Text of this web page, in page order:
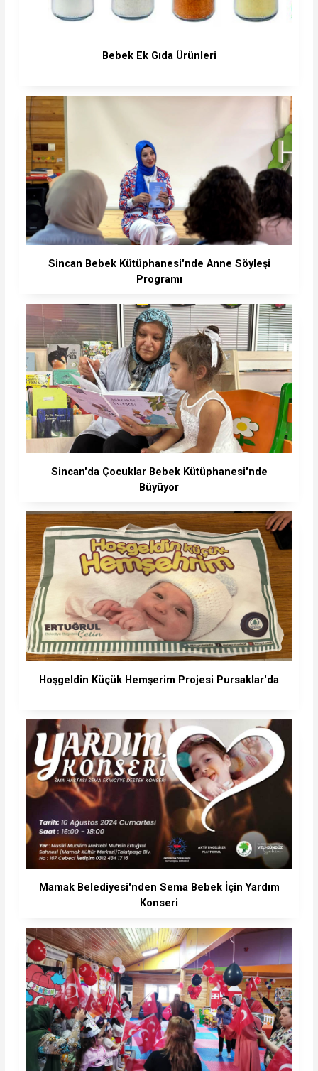
Bebek Ek Gıda Ürünleri
Sincan Bebek Kütüphanesi'nde Anne Söyleşi
Programı
Sincan'da Çocuklar Bebek Kütüphanesi'nde
Büyüyor
Hoşgeldin Küçük Hemşerim Projesi Pursaklar'da
Mamak Belediyesi'nden Sema Bebek İçin Yardım
Konseri